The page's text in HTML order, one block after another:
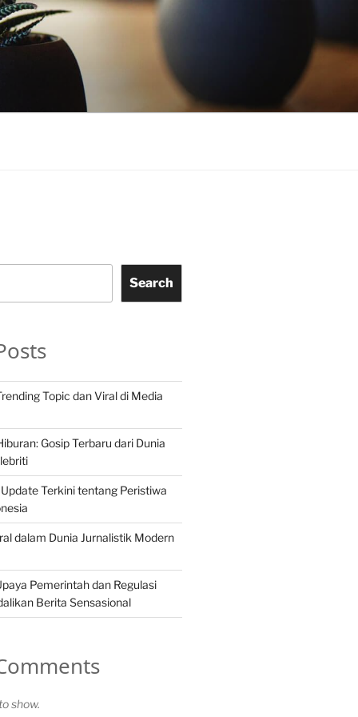
Search
Topic dan Viral di Media
Gosip Terbaru dari Dunia
Terkini tentang Peristiwa
dalam Dunia Jurnalistik Modern
Pemerintah dan Regulasi
Berita Sensasional
show.